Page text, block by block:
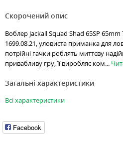
Скорочений опис
Воблер Jackall Squad Shad 65SP
1699.08.21, уловиста приманка для
потрійні гачки роблять миттєву
привабливу гру, її виробляє ком...
Загальні характеристики
Всі характеристики
Facebook